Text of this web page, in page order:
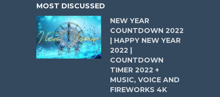
MOST DISCUSSED
NEW YEAR
COUNTDOWN 2022
| HAPPY NEW YEAR
2022 |
COUNTDOWN
TIMER 2022 +
MUSIC, VOICE AND
FIREWORKS 4K